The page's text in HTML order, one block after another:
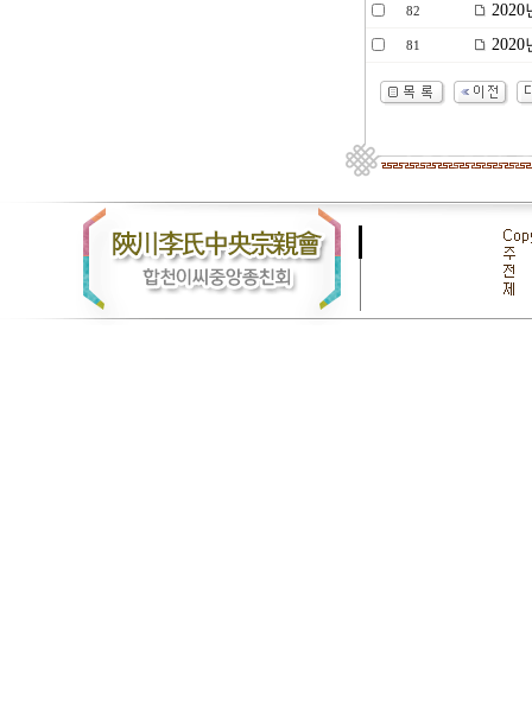
82 2020
81 2020